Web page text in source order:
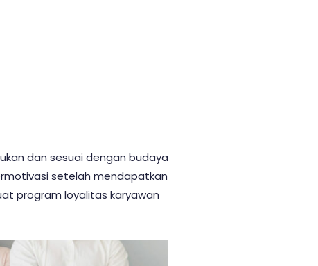
dan sesuai dengan budaya
setelah mendapatkan
program loyalitas karyawan